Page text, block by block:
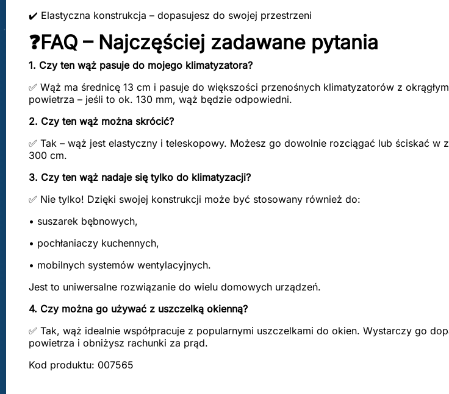
✔️ Elastyczna konstrukcja – dopasujesz do swojej przestrzeni
❓FAQ – Najczęściej zadawane pytania
1. Czy ten wąż pasuje do mojego klimatyzatora?
✅ Wąż ma średnicę 13 cm i pasuje do większości przenośnych klimatyzatorów z
powietrza – jeśli to ok. 130 mm, wąż będzie odpowiedni.
2. Czy ten wąż można skrócić?
✅ Tak – wąż jest elastyczny i teleskopowy. Możesz go dowolnie rozciągać lub ściskać w
300 cm.
3. Czy ten wąż nadaje się tylko do klimatyzacji?
✅ Nie tylko! Dzięki swojej konstrukcji może być stosowany również do:
• suszarek bębnowych,
• pochłaniaczy kuchennych,
• mobilnych systemów wentylacyjnych.
Jest to uniwersalne rozwiązanie do wielu domowych urządzeń.
4. Czy można go używać z uszczelką okienną?
✅ Tak, wąż idealnie współpracuje z popularnymi uszczelkami do okien. Wystarczy go
powietrza i obniżysz rachunki za prąd.
Kod produktu: 007565